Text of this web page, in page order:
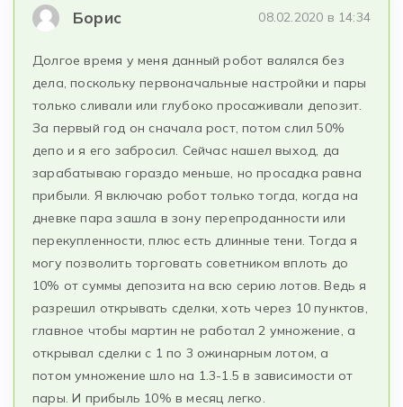
Борис 08.02.2020 в 14:34
Долгое время у меня данный робот валялся без
дела, поскольку первоначальные настройки и пары
только сливали или глубоко просаживали депозит.
За первый год он сначала рост, потом слил 50%
депо и я его забросил. Сейчас нашел выход, да
зарабатываю гораздо меньше, но просадка равна
прибыли. Я включаю робот только тогда, когда на
дневке пара зашла в зону перепроданности или
перекупленности, плюс есть длинные тени. Тогда я
могу позволить торговать советником вплоть до
10% от суммы депозита на всю серию лотов. Ведь я
разрешил открывать сделки, хоть через 10 пунктов,
главное чтобы мартин не работал 2 умножение, а
открывал сделки с 1 по 3 ожинарным лотом, а
потом умножение шло на 1.3-1.5 в зависимости от
пары. И прибыль 10% в месяц легко.